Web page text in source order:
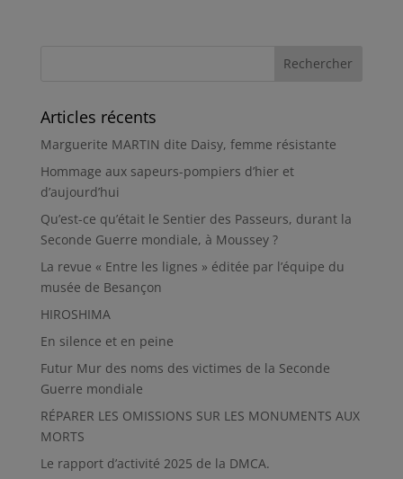
Articles récents
Marguerite MARTIN dite Daisy, femme résistante
Hommage aux sapeurs-pompiers d’hier et
d’aujourd’hui
Qu’est-ce qu’était le Sentier des Passeurs, durant la
Seconde Guerre mondiale, à Moussey ?
La revue « Entre les lignes » éditée par l’équipe du
musée de Besançon
HIROSHIMA
En silence et en peine
Futur Mur des noms des victimes de la Seconde
Guerre mondiale
RÉPARER LES OMISSIONS SUR LES MONUMENTS AUX
MORTS
Le rapport d’activité 2025 de la DMCA.